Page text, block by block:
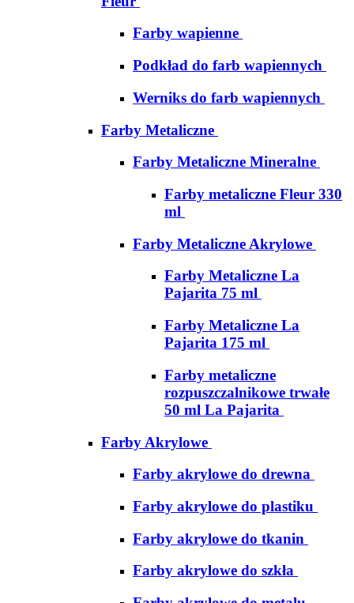
Farby wapienne
Podkład do farb wapiennych
Werniks do farb wapiennych
Farby Metaliczne
Farby Metaliczne Mineralne
Farby metaliczne Fleur 330
ml
Farby Metaliczne Akrylowe
Farby Metaliczne La
Pajarita 75 ml
Farby Metaliczne La
Pajarita 175 ml
Farby metaliczne
rozpuszczalnikowe trwałe
50 ml La Pajarita
Farby Akrylowe
Farby akrylowe do drewna
Farby akrylowe do plastiku
Farby akrylowe do tkanin
Farby akrylowe do szkła